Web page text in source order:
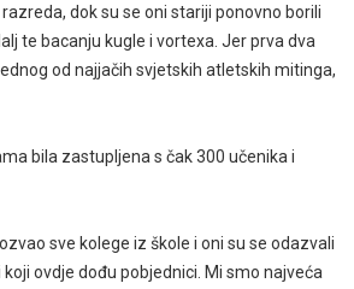
dok su se oni stariji ponovno borili
te bacanju kugle i vortexa. Jer prva dva
od najjačih svjetskih atletskih mitinga,
bila zastupljena s čak 300 učenika i
sve kolege iz škole i oni su se odazvali
ovdje dođu pobjednici. Mi smo najveća